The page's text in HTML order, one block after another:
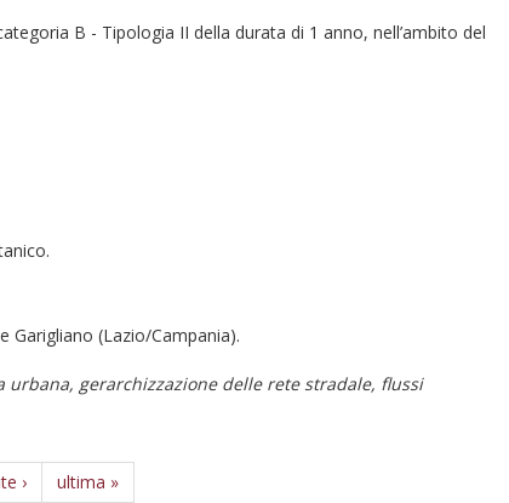
B - Tipologia II della durata di 1 anno, nell’ambito del
(Lazio/Campania).
gerarchizzazione delle rete stradale, flussi
› ultima »